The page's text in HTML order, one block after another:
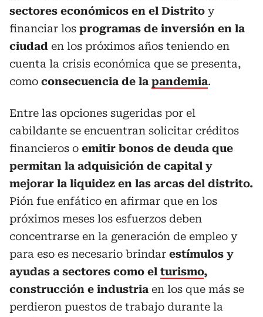
sectores económicos en el Distrito y
financiar los programas de inversión en la
ciudad en los próximos años teniendo en
cuenta la crisis económica que se presenta,
como consecuencia de la pandemia.
Entre las opciones sugeridas por el
cabildante se encuentran solicitar créditos
financieros o emitir bonos de deuda que
permitan la adquisición de capital y
mejorar la liquidez en las arcas del distrito.
Pión fue enfático en afirmar que en los
próximos meses los esfuerzos deben
concentrarse en la generación de empleo y
para eso es necesario brindar estímulos y
ayudas a sectores como el turismo,
construcción e industria en los que más se
perdieron puestos de trabajo durante la